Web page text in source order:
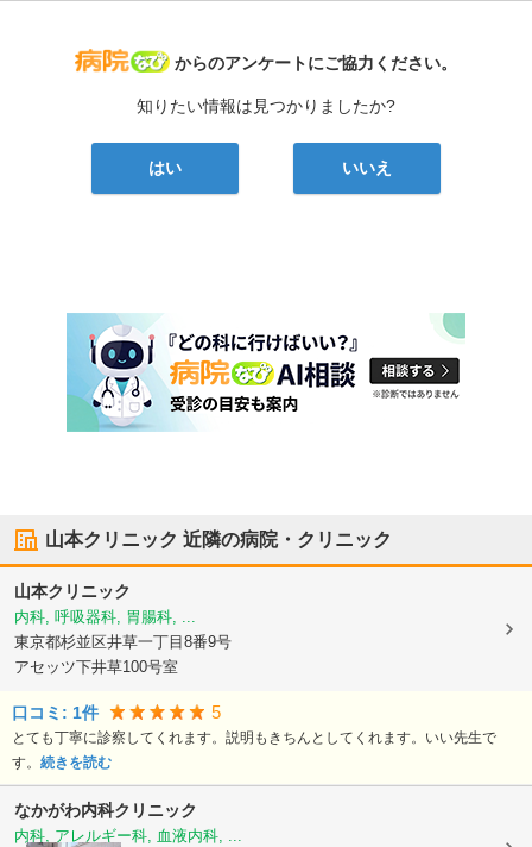
病院なび
からのアンケートにご協力ください。
知りたい情報は見つかりましたか?
はい いいえ
山本クリニック 近隣の病院・クリニック
山本クリニック
内科, 呼吸器科, 胃腸科, ...
東京都杉並区井草一丁目8番9号
アセッツ下井草100号室
口コミ: 1件 5
とても丁寧に診察してくれます。説明もきちんとしてくれます。いい先生で
す。 続きを読む
なかがわ内科クリニック
内科, アレルギー科, 血液内科, ...